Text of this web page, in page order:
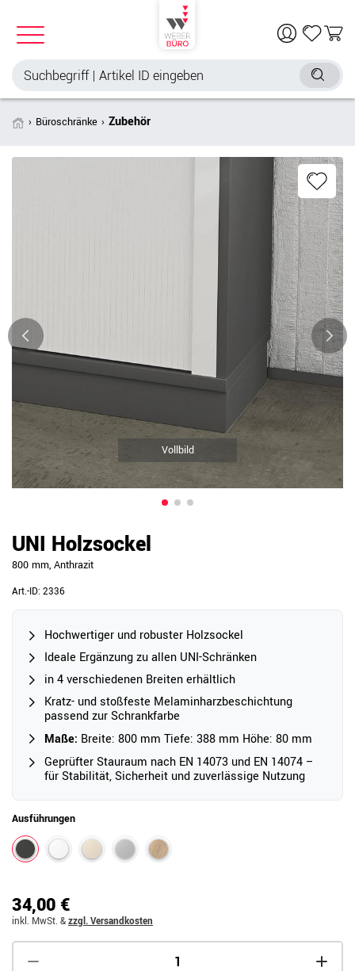
Büroschränke Zubehör
Vollbild
UNI Holzsockel
800 mm, Anthrazit
Art.-ID: 2336
Hochwertiger und robuster Holzsockel
Ideale Ergänzung zu allen UNI-Schränken
in 4 verschiedenen Breiten erhältlich
Kratz- und stoßfeste Melaminharzbeschichtung
passend zur Schrankfarbe
Maße: Breite: 800 mm Tiefe: 388 mm Höhe: 80 mm
Geprüfter Stauraum nach EN 14073 und EN 14074 –
für Stabilität, Sicherheit und zuverlässige Nutzung
Ausführungen
34,00 €
inkl. MwSt. &zzgl. Versandkosten